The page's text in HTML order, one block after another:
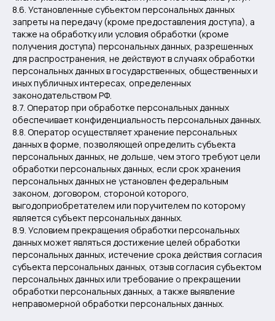
8.6. Установленные субъектом персональных данных
запреты на передачу (кроме предоставления доступа), а
также на обработку или условия обработки (кроме
получения доступа) персональных данных, разрешенных
для распространения, не действуют в случаях обработки
персональных данных в государственных, общественных и
иных публичных интересах, определенных
законодательством РФ.
8.7. Оператор при обработке персональных данных
обеспечивает конфиденциальность персональных данных.
8.8. Оператор осуществляет хранение персональных
данных в форме, позволяющей определить субъекта
персональных данных, не дольше, чем этого требуют цели
обработки персональных данных, если срок хранения
персональных данных не установлен федеральным
законом, договором, стороной которого,
выгодоприобретателем или поручителем по которому
является субъект персональных данных.
8.9. Условием прекращения обработки персональных
данных может являться достижение целей обработки
персональных данных, истечение срока действия согласия
субъекта персональных данных, отзыв согласия субъектом
персональных данных или требование о прекращении
обработки персональных данных, а также выявление
неправомерной обработки персональных данных.